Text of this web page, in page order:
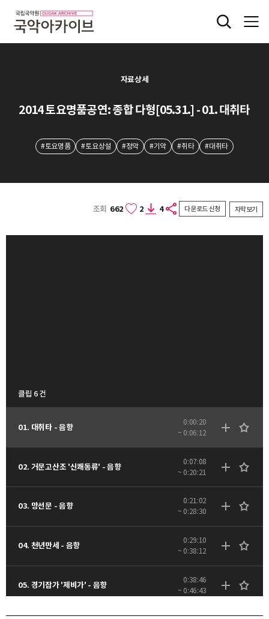
자료상세
2014 토요명품공연: 종합 다형[05.31.] - 01. 대취타
#토요명품 #토요상설 #정악 #기악 #취타 #대취타
조회 662 2 4 다운로드 신청 자막보기
클립 6 건
01. 대취타 - 음향
0:00:20
~ 0:06:12
02. 거문고산조 '신쾌동류' - 음향
0:07:08
~ 0:20:21
03. 망선문 - 음향
0:21:02
~ 0:28:30
04. 천년만세 - 음향
0:29:10
~ 0:38:12
05. 경기잡가 '제비가' - 음향
0:38:46
~ 0:46:43